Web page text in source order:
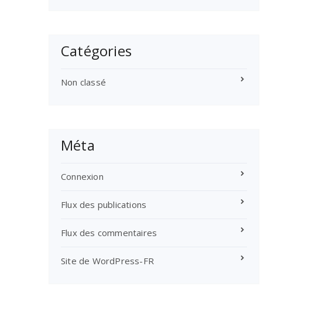
Catégories
Non classé
Méta
Connexion
Flux des publications
Flux des commentaires
Site de WordPress-FR